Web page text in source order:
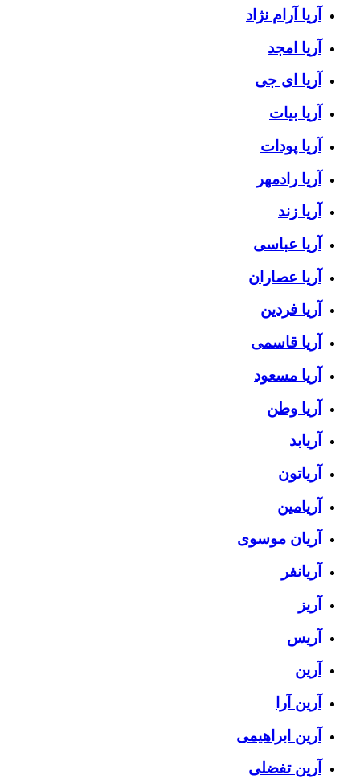
آریا آرام نژاد
آریا امجد
آریا ای جی
آریا بیات
آریا پودات
آریا رادمهر
آریا زند
آریا عباسی
آریا عصاران
آریا فردین
آریا قاسمی
آریا مسعود
آریا وطن
آریابد
آریاتون
آریامین
آریان موسوی
آریانفر
آریز
آریس
آرین
آرین آرا
آرین ابراهیمی
آرین تفضلی